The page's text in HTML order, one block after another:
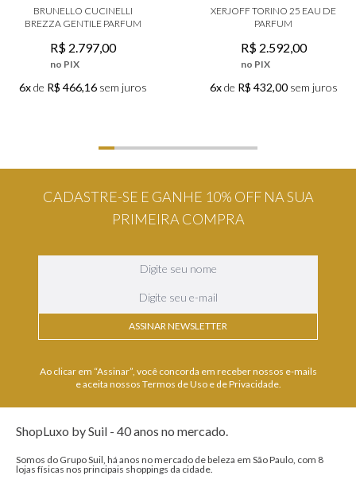
BRUNELLO CUCINELLI
BREZZA GENTILE PARFUM
R$ 2.797,00
no PIX
6xde R$ 466,16sem juros
XERJOFF TORINO 25 EAU DE
PARFUM
R$ 2.592,00
no PIX
6xde R$ 432,00sem juros
CADASTRE-SE E GANHE 10% OFF NA SUA
PRIMEIRA COMPRA
ASSINAR NEWSLETTER
Ao clicar em “Assinar”, você concorda em receber nossos e-mails
e aceita nossos Termos de Uso e de Privacidade.
ShopLuxo by Suil - 40 anos no mercado.
Somos do Grupo Suil, há anos no mercado de beleza em São Paulo, com 8
lojas físicas nos principais shoppings da cidade.